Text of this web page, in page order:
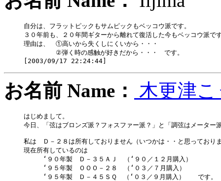
自分は、フラットピックもサムピックもベッコウ派です。
３０年前も、２０年間ギターから離れて復活した今もベッコウ派で
理由は、　①高いから失くしにくいから・・・
②弾く時の感触が好きだから・・・　です。
お名前 Name： 木更津
はじめまして。
今日、「弦はブロンズ派？フォスファー派？」と「調弦はメータ
私は　Ｄ－２８は所有しておりません（いつかは・・と思っており
現在所有しているのは
‘９０年製　Ｄ－３５ＡＪ　（‘９０／１２月購入）
‘９５年製　ＯＯＯ－２８　（‘０３／７月購入）
‘９５年製　Ｄ－４５ＳＱ　（‘０３／９月購入）　　です。